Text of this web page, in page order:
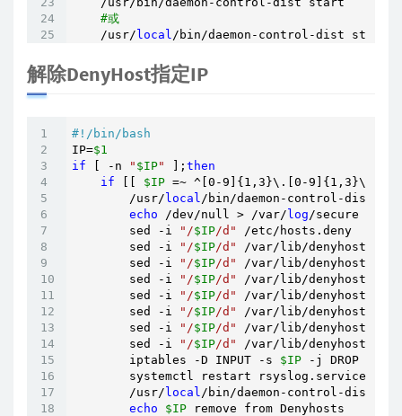
#或
    /usr/
local /bin/daemon-control-dist start
解除DenyHost指定IP
#!/bin/bash
IP=$1
if [ -n " $IP" ]; then
if [[ $IP =~ ^[0-9]{1,3}\.[0-
        /usr/
local /bin/daemon-control-dist
echo /dev/null > /var/log /secure
        sed -i
"/$IP/d"
/etc/hosts.deny
        sed -i
"/$IP/d"
/var/lib/denyhosts/
        sed -i
"/$IP/d"
/var/lib/denyhosts/
        sed -i
"/$IP/d"
/var/lib/denyhosts/
        sed -i
"/$IP/d"
/var/lib/denyhosts/
        sed -i
"/$IP/d"
/var/lib/denyhosts/
        sed -i
"/$IP/d"
/var/lib/denyhosts/
        sed -i
"/$IP/d"
/var/lib/denyhosts/
        iptables -D INPUT -s
$IP -j DROP
        systemctl restart rsyslog.service
        /usr/
local /bin/daemon-control-dist
echo
$IP remove from Denyhosts